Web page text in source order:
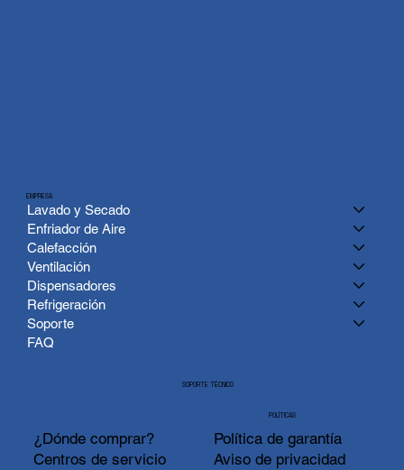
EMPRESA
Lavado y Secado
Enfriador de Aire
Calefacción
Ventilación
Dispensadores
Refrigeración
Soporte
FAQ
SOPORTE TÉCNICO
¿Dónde comprar?
Centros de servicio
POLÍTICAS
Política de garantía
Aviso de privacidad